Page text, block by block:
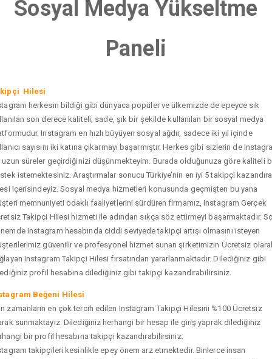
Sosyal Medya Yükseltme
Paneli
Hilesi
herkesin bildiği gibi dünyaca popüler ve ülkemizde de epeyce sık
son derece kaliteli, sade, şık bir şekilde kullanılan bir sosyal medya
Instagram en hızlı büyüyen sosyal ağdır, sadece iki yıl içinde
sayısını iki katına çıkarmayı başarmıştır. Herkes gibi sizlerin de
uzun süreler geçirdiğinizi düşünmekteyim. Burada olduğunuza göre kaliteli
istemektesiniz. Araştırmalar sonucu Türkiye’nin en iyi 5 takipçi
içerisindeyiz. Sosyal medya hizmetleri konusunda geçmişten bu yana
memnuniyeti odaklı faaliyetlerini sürdüren firmamız, Instagram Gerçek
Takipçi Hilesi hizmeti ile adından sıkça söz ettirmeyi başarmaktadır.
Instagram hesabında ciddi seviyede takipçi artışı olmasını isteyen
güvenilir ve profesyonel hizmet sunan şirketimizin Ücretsiz
Instagram Takipçi Hilesi fırsatından yararlanmaktadır. Dilediğiniz gibi
profil hesabına dilediğiniz gibi takipçi kazandırabilirsiniz.
Beğeni Hilesi
zamanların en çok tercih edilen Instagram Takipçi Hilesini %100 Ücretsiz
sunmaktayız. Dilediğiniz herhangi bir hesap ile giriş yaprak dilediğiniz
bir profil hesabına takipçi kazandırabilirsiniz.
takipçileri kesinlikle epey önem arz etmektedir. Binlerce insan